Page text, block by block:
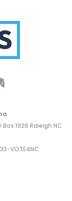
1926 Raleigh NC
VOTE4NC